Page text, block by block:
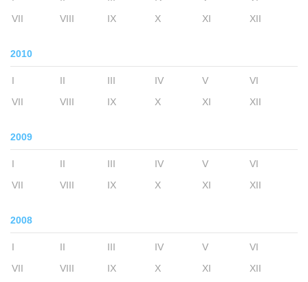
VII
VIII IX X XI XII
2010
I II III IV V
VI
VII
VIII IX X XI XII
2009
I II III IV V
VI
VII
VIII IX X XI XII
2008
I II III IV V
VI
VII
VIII IX X XI XII